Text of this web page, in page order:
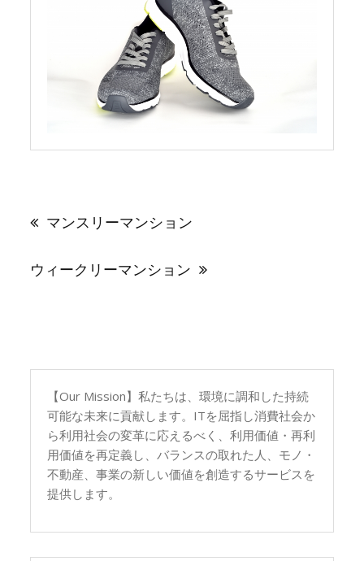
ナ
ゲ
マンスリーマンション
ウィークリーマンション
【Our Mission】私たちは、環境に調和した持続
可能な未来に貢献します。ITを屈指し消費社会か
ら利用社会の変革に応えるべく、利用価値・再利
用価値を再定義し、バランスの取れた人、モノ・
不動産、事業の新しい価値を創造するサービスを
提供します。